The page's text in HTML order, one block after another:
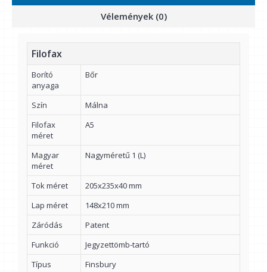
Vélemények (0)
Filofax
Borító
anyaga
Bőr
Szín
Málna
Filofax
méret
A5
Magyar
méret
Nagyméretű 1 (L)
Tok méret
205x235x40 mm
Lap méret
148x210 mm
Záródás
Patent
Funkció
Jegyzettömb-tartó
Típus
Finsbury